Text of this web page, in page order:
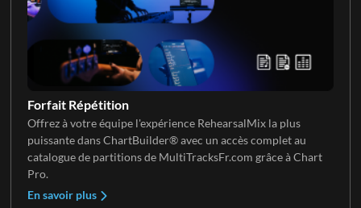
Clavier 2
Clavier 3
Forfait Répétition
Offrez à votre équipe l'expérience RehearsalMix la plus
puissante dans ChartBuilder® avec un accès complet au
catalogue de partitions de MultiTracksFr.com grâce à Chart
Pro.
En savoir plus